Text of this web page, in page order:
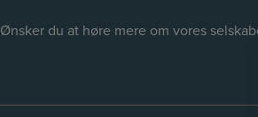
Ønsker du at høre mere om vores